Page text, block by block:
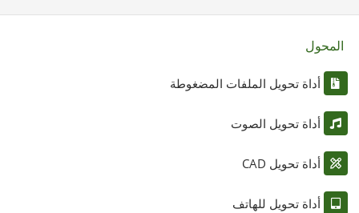
المحول
أداة تحويل الملفات المضغوطة
أداة تحويل الصوت
أداة تحويل CAD
أداة تحويل للهاتف